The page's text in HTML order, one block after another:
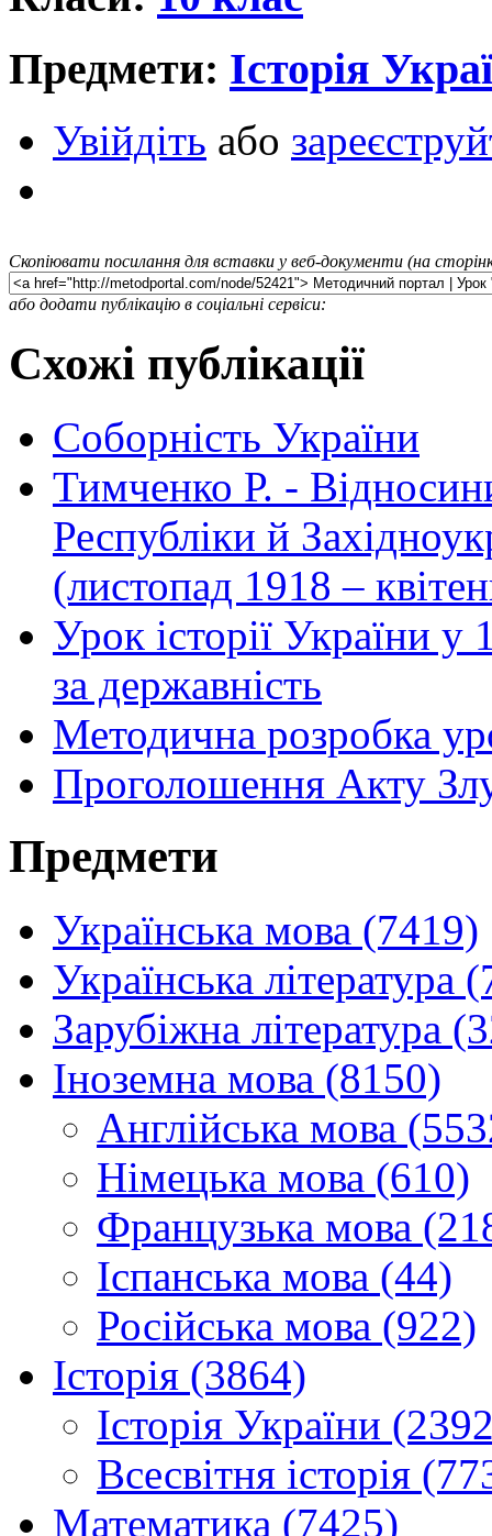
Предмети: Історія
Увійдіть або
Скопіювати посилання для вставки у веб-документи (на
або додати публікацію в соціальні сервіси:
Схожі публікації
Соборність України
Тимченко Р. -
Республіки й
(листопад 1918 –
Урок історії України
за державність
Методична розробка
Проголошення Акту
Предмети
Українська мова (7419)
Українська література
Зарубіжна література
Іноземна мова (8150)
Англійська мова
Німецька мова (610)
Французька мова
Іспанська мова (44)
Російська мова (922)
Історія (3864)
Історія України
Всесвітня історія
Математика (7425)